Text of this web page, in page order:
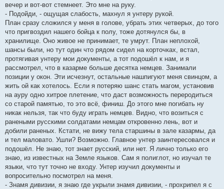
вечер и вот-вот стемнеет. Это мне на руку.
- Подойди, - ощущая слабость, махнул я унтеру рукой.
План сразу сложился у меня в голове, убрать этих четверых, до того
что пригвоздил нашего бойца к полу, тоже дотянулся бы, в
хранилище. Оно живое не принимает, те умрут. План неплохой,
шансы были, но тут один что рядом сидел на корточках, встал,
протягивая унтеру мои документы, а тот подошёл к нам, и я
рассмотрел, что в казарме больше десятка немцев. Занимали
позиции у окон. Эти исчезнут, остальные нашпигуют меня свинцом, а
жить ой как хотелось. Если я потеряю шанс стать магом, установив
на ауру одно хитрое плетение, что даст возможность переродиться
со старой памятью, то это всё, финиш. До этого мне погибать ну
никак нельзя, так что буду играть немцев. Видно, что возиться с
ранеными русскими солдатами немцам откровенно лень, вот и
добили раненых. Кстати, не вижу тела старшины в зале казармы, да
и тел маловато. Ушли? Возможно. Главное унтер заинтересовался и
подошёл. Не знаю, тот знает русский, или нет. Я лично только его
знаю, из известных на Земле языков. Сам я полиглот, но изучал те
языки, что тут точно не входу. Унтер изучил документы и
вопросительно посмотрел на меня.
- Знамя дивизии, я знаю где укрыли знамя дивизии, - прохрипел я с